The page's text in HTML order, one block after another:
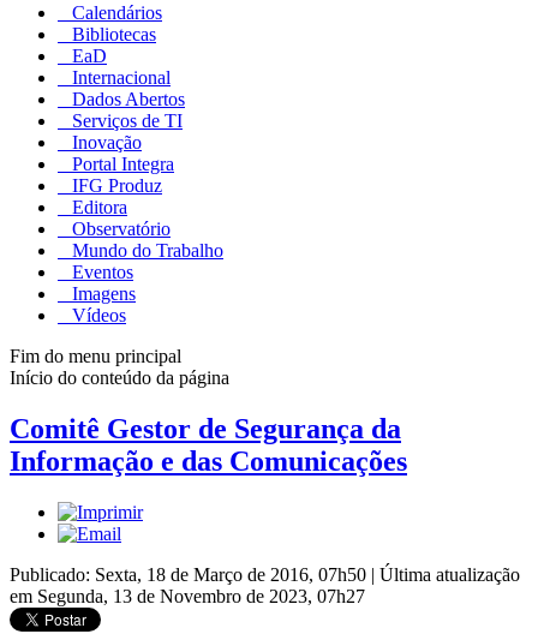
Calendários
Bibliotecas
EaD
Internacional
Dados Abertos
Serviços de TI
Inovação
Portal Integra
IFG Produz
Editora
Observatório
Mundo do Trabalho
Eventos
Imagens
Vídeos
Fim do menu principal
Início do conteúdo da página
Comitê Gestor de Segurança da
Informação e das Comunicações
Publicado: Sexta, 18 de Março de 2016, 07h50 | Última atualização
em Segunda, 13 de Novembro de 2023, 07h27